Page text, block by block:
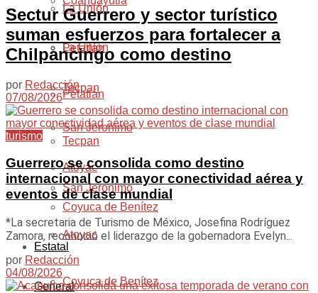
La Unión
Petatlán
Tecpan
San Jeronimo
Atoyac
Coyuca de Benítez
Estatal
General
La Unión
Petatlán
Tecpan
San Jeronimo
Atoyac
Coyuca de Benítez
Sectur Guerrero y sector turístico
suman esfuerzos para fortalecer a
Chilpancingo como destino
por Redacción
07/08/2026
turismo
Guerrero se consolida como destino
internacional con mayor conectividad aérea y
eventos de clase mundial
*La secretaria de Turismo de México, Josefina Rodríguez
Zamora, reconoció el liderazgo de la gobernadora Evelyn...
por Redacción
04/08/2026